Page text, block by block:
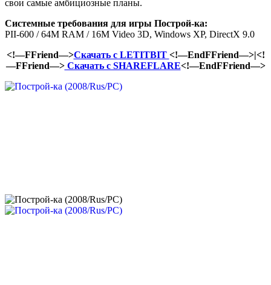
свои самые амбициозные планы.
Системные требования для игры Построй-ка:
PII-600 / 64M RAM / 16M Video 3D, Windows XP, DirectX 9.0
<!—FFriend—>Скачать с LETITBIT <!—EndFFriend—>|<!
—FFriend—>Скачать с SHAREFLARE<!—EndFFriend—>